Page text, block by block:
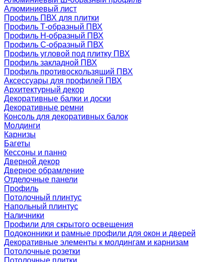
Алюминиевый лист
Профиль ПВХ для плитки
Профиль Т-образный ПВХ
Профиль H-образный ПВХ
Профиль C-образный ПВХ
Профиль угловой под плитку ПВХ
Профиль закладной ПВХ
Профиль противоскользящий ПВХ
Аксессуары для профилей ПВХ
Архитектурный декор
Декоративные балки и доски
Декоративные ремни
Консоль для декоративных балок
Молдинги
Карнизы
Багеты
Кессоны и панно
Дверной декор
Дверное обрамление
Отделочные панели
Профиль
Потолочный плинтус
Напольный плинтус
Наличники
Профили для скрытого освещения
Подоконники и рамные профили для окон и дверей
Декоративные элементы к молдингам и карнизам
Потолочные розетки
Потолочные плитки